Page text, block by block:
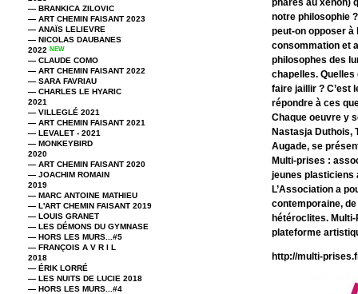
— BRANKICA ZILOVIC
— ART CHEMIN FAISANT 2023
— ANAÏS LELIEVRE
— NICOLAS DAUBANES
2022 NEW
— CLAUDE COMO
— ART CHEMIN FAISANT 2022
— SARA FAVRIAU
— CHARLES LE HYARIC
2021
— VILLEGLÉ 2021
— ART CHEMIN FAISANT 2021
— LEVALET - 2021
— MONKEYBIRD
2020
— ART CHEMIN FAISANT 2020
— JOACHIM ROMAIN
2019
— MARC ANTOINE MATHIEU
— L'ART CHEMIN FAISANT 2019
— LOUIS GRANET
— LES DÉMONS DU GYMNASE
— HORS LES MURS...#5
— FRANÇOIS A V R I L
2018
— ÉRIK LORRÉ
— LES NUITS DE LUCIE 2018
— HORS LES MURS...#4
phares au xénon)
notre philosophie
peut-on opposer à
consommation et
philosophes des
chapelles. Quelles
faire jaillir ? C’est
répondre à ces
Chaque oeuvre y
Nastasja Duthois,
Augade, se
Multi-prises :
jeunes plasticiens
L’Association a
contemporaine,
hétéroclites.
plateforme
http://multi-